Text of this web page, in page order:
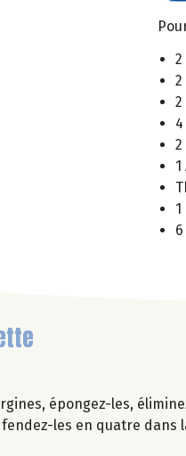
2
2
2
2
1
épongez-les,
fendez-les en quatre